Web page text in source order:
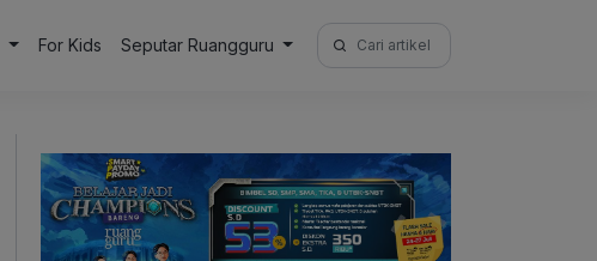
For Kids Seputar Ruangguru
Search
for: